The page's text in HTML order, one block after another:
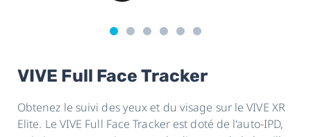
VIVE Full Face Tracker
Obtenez le suivi des yeux et du visage sur le VIVE XR
Elite. Le VIVE Full Face Tracker est doté de l'auto-IPD,